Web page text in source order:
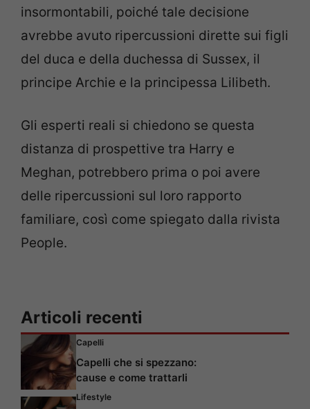
insormontabili, poiché tale decisione
avrebbe avuto ripercussioni dirette sui figli
del duca e della duchessa di Sussex, il
principe Archie e la principessa Lilibeth.
Gli esperti reali si chiedono se questa
distanza di prospettive tra Harry e
Meghan, potrebbero prima o poi avere
delle ripercussioni sul loro rapporto
familiare, così come spiegato dalla rivista
People.
Articoli recenti
Capelli
Capelli che si spezzano:
cause e come trattarli
Lifestyle